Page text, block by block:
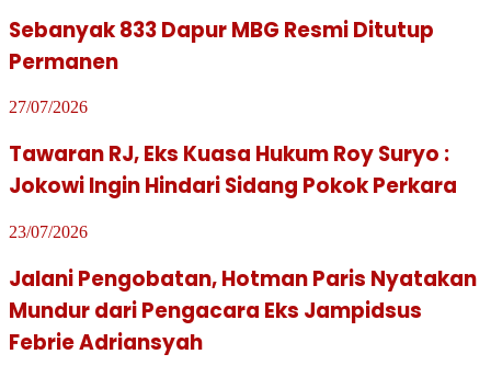
Sebanyak 833 Dapur MBG Resmi Ditutup
Permanen
27/07/2026
Tawaran RJ, Eks Kuasa Hukum Roy Suryo :
Jokowi Ingin Hindari Sidang Pokok Perkara
23/07/2026
Jalani Pengobatan, Hotman Paris Nyatakan
Mundur dari Pengacara Eks Jampidsus
Febrie Adriansyah